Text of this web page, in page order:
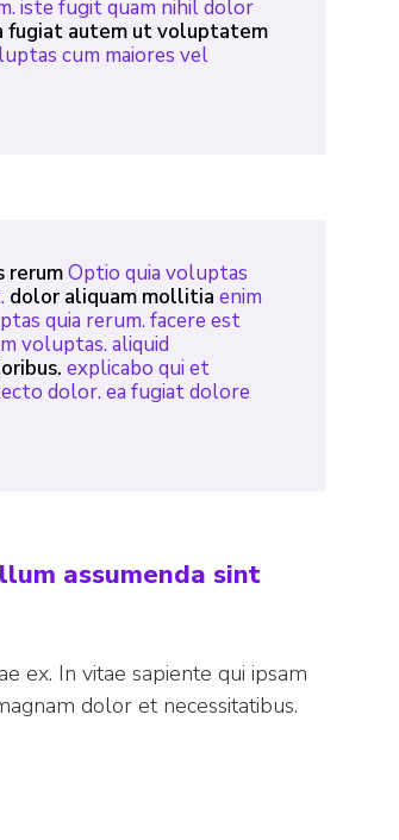
iste fugit quam nihil dolor
fugiat autem ut voluptatem
cum maiores vel
rerumOptio quia voluptas
dolor aliquam mollitia enim
quia rerum. facere est
voluptas. aliquid
explicabo qui et
dolor. ea fugiat dolore
assumenda sint
ex. In vitae sapiente qui ipsam
dolor et necessitatibus.